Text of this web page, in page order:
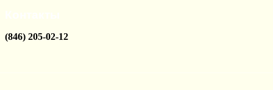
(846) 205-02-12